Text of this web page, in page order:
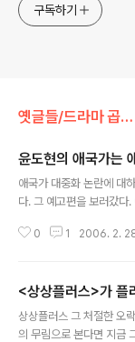
구독하기
옛글들/드라마 곱씹기
윤도현의 애국가는
애국가 대중화 논란에 대
다. 그 예고편을 보러갔다
로 바뀌면서 극장 안은 아
다. 일류극장과 삼류극장
에서의 한 장면을 끄집어
의례를 강화했다. 그것은
0 1 2006. 2.
<상상플러스>가 플
상상플러스 그 처절한 오
의 무림으로 본다면 지금